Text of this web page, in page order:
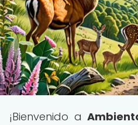
¡Bienvenido a